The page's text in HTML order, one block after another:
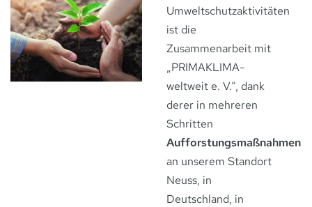
Umweltschutzaktivitäten
ist die
Zusammenarbeit mit
„PRIMAKLIMA-
weltweit e. V.“, dank
derer in mehreren
Schritten
Aufforstungsmaßnahmen
an unserem Standort
Neuss, in
Deutschland, in